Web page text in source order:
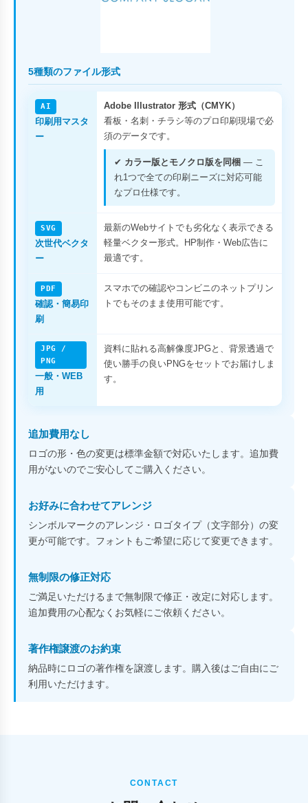
5種類のファイル形式
AI
印刷用マスタ
ー
Adobe Illustrator 形式（CMYK）
看板・名刺・チラシ等のプロ印刷現場で必
須のデータです。
✔ カラー版とモノクロ版を同梱 — こ
れ1つで全ての印刷ニーズに対応可能
なプロ仕様です。
SVG
次世代ベクタ
ー
最新のWebサイトでも劣化なく表示できる
軽量ベクター形式。HP制作・Web広告に
最適です。
PDF
確認・簡易印
刷
スマホでの確認やコンビニのネットプリン
トでもそのまま使用可能です。
JPG /
PNG
一般・WEB
用
資料に貼れる高解像度JPGと、背景透過で
使い勝手の良いPNGをセットでお届けしま
す。
追加費用なし
ロゴの形・色の変更は標準金額で対応いたします。追加費
用がないのでご安心してご購入ください。
お好みに合わせてアレンジ
シンボルマークのアレンジ・ロゴタイプ（文字部分）の変
更が可能です。フォントもご希望に応じて変更できます。
無制限の修正対応
ご満足いただけるまで無制限で修正・改定に対応します。
追加費用の心配なくお気軽にご依頼ください。
著作権譲渡のお約束
納品時にロゴの著作権を譲渡します。購入後はご自由にご
利用いただけます。
CONTACT